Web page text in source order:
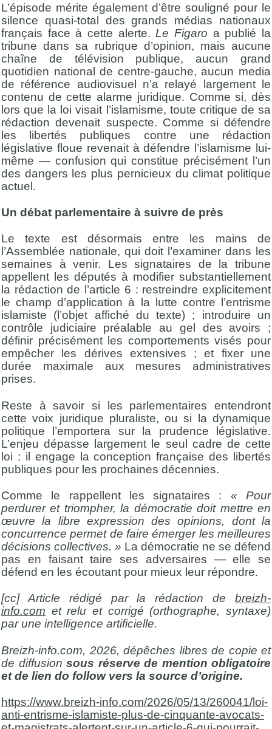
L’épisode mérite également d’être souligné pour le
silence quasi-total des grands médias nationaux
français face à cette alerte.Le Figaro a publié la
tribune dans sa rubrique d’opinion, mais aucune
chaîne de télévision publique, aucun grand
quotidien national de centre-gauche, aucun media
de référence audiovisuel n’a relayé largement le
contenu de cette alarme juridique. Comme si, dès
lors que la loi visait l’islamisme, toute critique de sa
rédaction devenait suspecte. Comme si défendre
les libertés publiques contre une rédaction
législative floue revenait à défendre l’islamisme lui-
même — confusion qui constitue précisément l’un
des dangers les plus pernicieux du climat politique
actuel.
Un débat parlementaire à suivre de près
Le texte est désormais entre les mains de
l’Assemblée nationale, qui doit l’examiner dans les
semaines à venir. Les signataires de la tribune
appellent les députés à modifier substantiellement
la rédaction de l’article 6 : restreindre explicitement
le champ d’application à la lutte contre l’entrisme
islamiste (l’objet affiché du texte) ; introduire un
contrôle judiciaire préalable au gel des avoirs ;
définir précisément les comportements visés pour
empêcher les dérives extensives ; et fixer une
durée maximale aux mesures administratives
prises.
Reste à savoir si les parlementaires entendront
cette voix juridique pluraliste, ou si la dynamique
politique l’emportera sur la prudence législative.
L’enjeu dépasse largement le seul cadre de cette
loi : il engage la conception française des libertés
publiques pour les prochaines décennies.
Comme le rappellent les signataires : « Pour
perdurer et triompher, la démocratie doit mettre en
œuvre la libre expression des opinions, dont la
concurrence permet de faire émerger les meilleures
décisions collectives. » La démocratie ne se défend
pas en faisant taire ses adversaires — elle se
défend en les écoutant pour mieux leur répondre.
[cc] Article rédigé par la rédaction de breizh-
info.com et relu et corrigé (orthographe, syntaxe)
par une intelligence artificielle.
Breizh-info.com, 2026, dépêches libres de copie et
de diffusion sous réserve de mention obligatoire
et de lien do follow vers la source d’origine.
https://www.breizh-info.com/2026/05/13/260041/loi-
anti-entrisme-islamiste-plus-de-cinquante-avocats-